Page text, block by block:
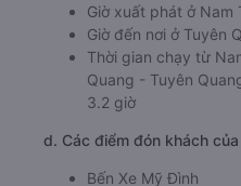
Giờ xuất phát ở Nam
Giờ đến nơi ở Tuyên
Thời gian chạy từ
Quang - Tuyên
3.2 giờ
d. Các điểm đón khách
Bến Xe Mỹ Đình